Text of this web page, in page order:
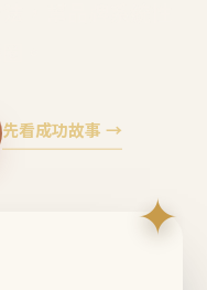
先看成功故事 →
✦